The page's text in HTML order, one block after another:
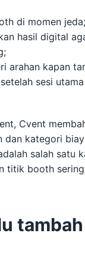
di momen jeda;
hasil digital
arahan kapan
sesi
Cvent
dan kategori
salah satu
titik booth sering
tambah